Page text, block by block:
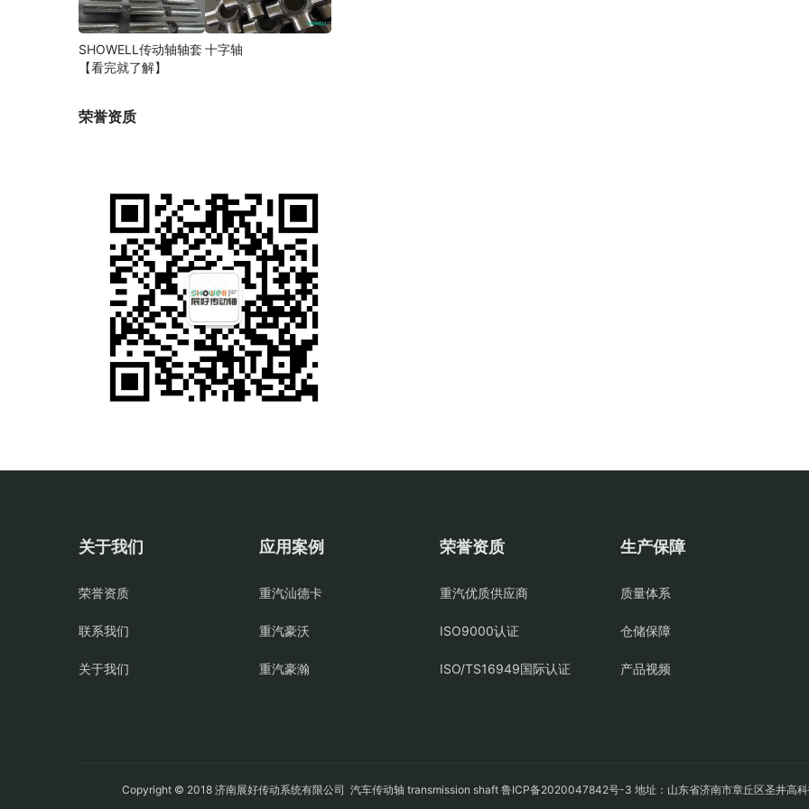
SHOWELL传动轴轴套
【看完就了解】
十字轴
荣誉资质
关于我们
荣誉资质
联系我们
关于我们
应用案例
重汽汕德卡
重汽豪沃
重汽豪瀚
荣誉资质
重汽优质供应商
ISO9000认证
ISO/TS16949国际认证
生产保障
质量体系
仓储保障
产品视频
Copyright © 2018 济南展好传动系统有限公司 汽车传动轴 transmission shaft 鲁ICP备2020047842号-3 地址：山东省济南市章丘区圣井